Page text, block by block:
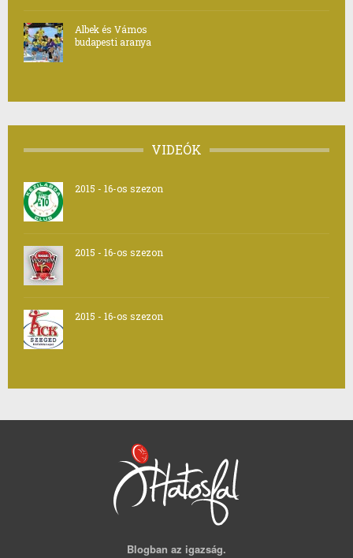
Albek és Vámos
budapesti aranya
VIDEÓK
2015 - 16-os szezon
2015 - 16-os szezon
2015 - 16-os szezon
Blogban az igazság.